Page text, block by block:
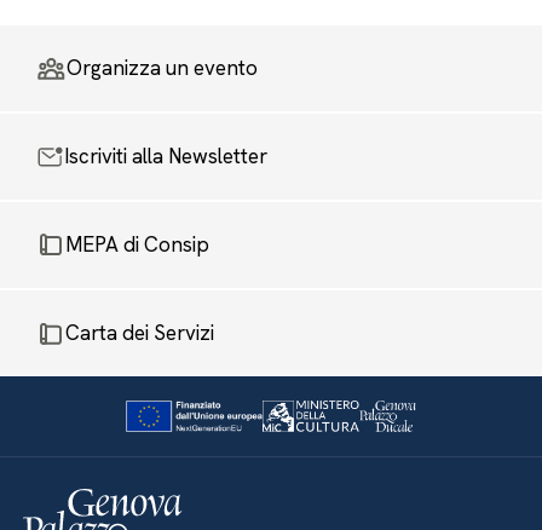
Organizza un evento
Iscriviti alla Newsletter
MEPA di Consip
Carta dei Servizi